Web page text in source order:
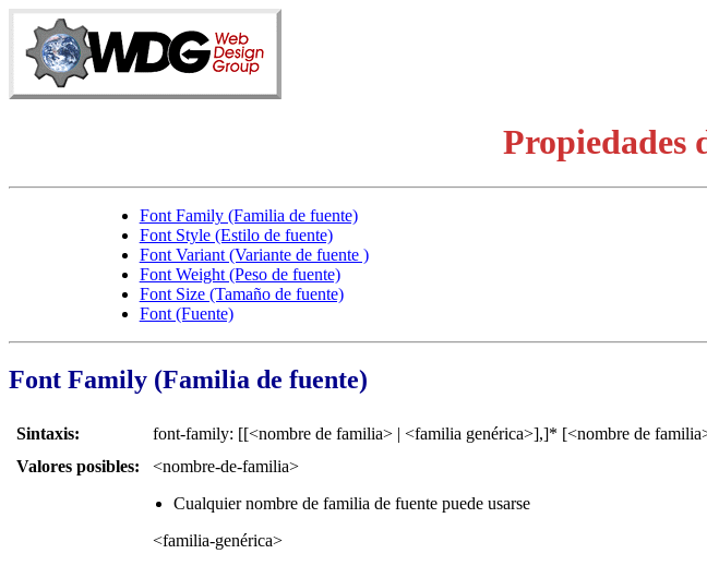
Propiedades
Font Family (Familia de fuente)
Font Style (Estilo de fuente)
Font Variant (Variante de fuente )
Font Weight (Peso de fuente)
Font Size (Tamaño de fuente)
Font (Fuente)
Font Family (Familia de fuente)
Sintaxis:
font-family: [[<nombre de familia> | <familia genérica>],]* [<nombre de
Valores posibles:
<nombre-de-familia>
Cualquier nombre de familia de fuente puede usarse
<familia-genérica>